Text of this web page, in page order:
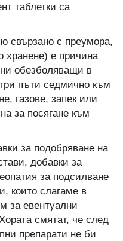
таблетки са
свързано с преумора,
хранене) е причина
обезболяващи в
пъти седмично към
газове, запек или
за посягане към
за подобряване на
добавки за
за подсилване
които слагаме в
за евентуални
смятат, че след
препарати не би